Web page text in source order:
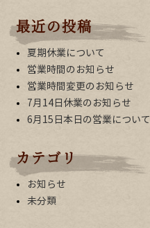
最近の投稿
夏期休業について
営業時間のお知らせ
営業時間変更のお知らせ
7月14日休業のお知らせ
6月15日本日の営業について
カテゴリ
お知らせ
未分類